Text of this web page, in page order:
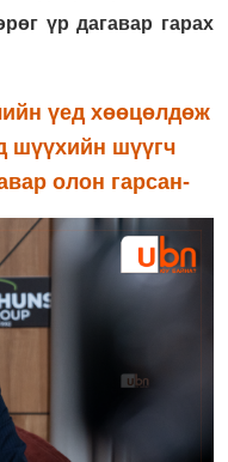
үр дагавар гарах
үед хөөцөлдөж
шүүхийн шүүгч
олон гарсан-